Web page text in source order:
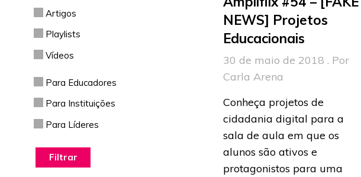
Artigos
Playlists
Vídeos
Para Educadores
Para Instituições
Para Líderes
NEWS] Projetos
Educacionais
30 de maio de 2018 . Por
Carla Arena
Conheça projetos de
cidadania digital para a
sala de aula em que os
alunos são ativos e
protagonistos para uma